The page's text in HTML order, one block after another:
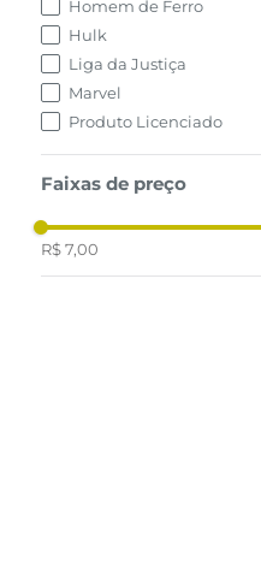
Homem de Ferro
Hulk
Liga da Justiça
Marvel
Produto Licenciado
Faixas de preço
R$ 7,00